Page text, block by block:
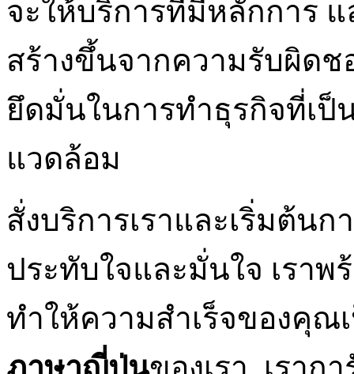
จะให้บริการที่มีหลักการ
สร้างขึ้นจากความรับผิด
ยึดมั่นในการทำธุรกิจที่เ
แวดล้อม
สั่งบริการเราและเริ่มต้น
ประทับใจและมั่นใจ เรา
ทำให้ความสำเร็จของคุณ